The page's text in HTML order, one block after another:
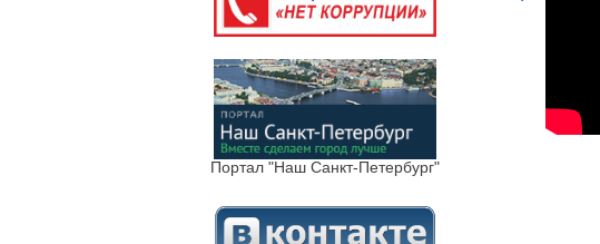
Портал "Наш Санкт-Петербург"